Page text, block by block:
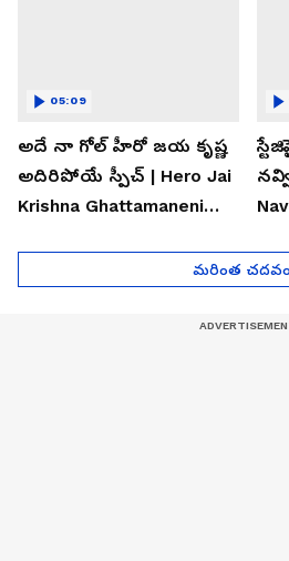
అదే నా గోల్ హీరో జయ కృష్ణ
అదిరిపోయే స్పీచ్ | Hero Jai
Krishna Ghattamaneni
05:09
మరింత